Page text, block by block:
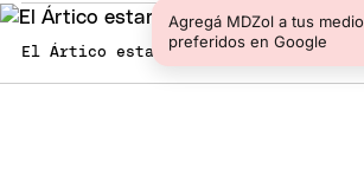
Agregá MDZol a tus
preferidos en Google
El Ártico estaría en graves